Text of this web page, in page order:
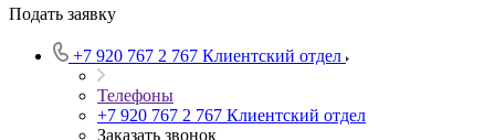
Подать заявку
+7 920 767 2 767 Клиентский отдел
Телефоны
+7 920 767 2 767 Клиентский отдел
Заказать звонок